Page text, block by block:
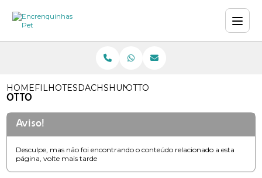
HOMEFILHOTESDACHSHUND (TECKEL MINIATURA)
OTTO
OTTO
Aviso!
Desculpe, mas não foi encontrando o conteúdo relacionado a esta
página, volte mais tarde